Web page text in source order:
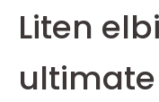
Liten